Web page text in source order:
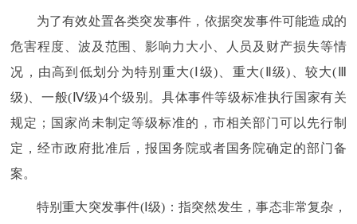
为了有效处置各类突发事件，依据突发事件可能造成的
危害程度、波及范围、影响力大小、人员及财产损失等情
况，由高到低划分为特别重大(Ⅰ级)、重大(Ⅱ级)、较大(Ⅲ
级)、一般(Ⅳ级)4个级别。具体事件等级标准执行国家有关
规定；国家尚未制定等级标准的，市相关部门可以先行制
定，经市政府批准后，报国务院或者国务院确定的部门备
案。
特别重大突发事件(Ⅰ级)：指突然发生，事态非常复杂，